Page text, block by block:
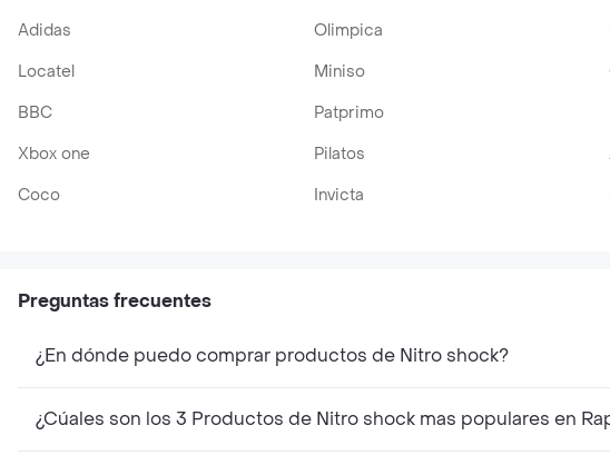
Adidas Olimpica
Locatel
Miniso
BBC
Patprimo
Xbox one
Pilatos
Coco
Invicta
Preguntas frecuentes
¿En dónde puedo comprar productos de Nitro shock?
¿Cúales son los 3 Productos de Nitro shock mas populares en